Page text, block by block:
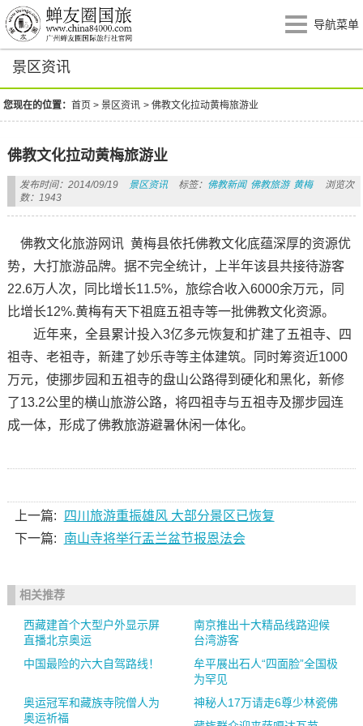
导航菜单
景区资讯
您现在的位置：首页 >景区资讯 >佛教文化拉动黄梅旅游业
佛教文化拉动黄梅旅游业
发布时间：2014/09/19 景区资讯 标签： 佛教新闻 佛教旅游 黄梅
浏览次
数：1943
佛教文化旅游网讯 黄梅县依托佛教文化底蕴深厚的资源优
势，大打旅游品牌。据不完全统计，上半年该县共接待游客
22.6万人次，同比增长11.5%，旅综合收入6000余万元，同
比增长12%.黄梅有天下祖庭五祖寺等一批佛教文化资源。
近年来，全县累计投入3亿多元恢复和扩建了五祖寺、四
祖寺、老祖寺，新建了妙乐寺等主体建筑。同时筹资近1000
万元，使挪步园和五祖寺的盘山公路得到硬化和黑化，新修
了13.2公里的横山旅游公路，将四祖寺与五祖寺及挪步园连
成一体，形成了佛教旅游避暑休闲一体化。
上一篇:
四川旅游重振雄风 大部分景区已恢复
下一篇:
南山寺将举行盂兰盆节报恩法会
相关推荐
西藏建首个大型户外显示屏
直播北京奥运
南京推出十大精品线路迎候
台湾游客
中国最险的六大自驾路线！
牟平展出石人“四面脸”全国极
为罕见
奥运冠军和藏族寺院僧人为
奥运祈福
神秘人17万请走6尊少林瓷佛